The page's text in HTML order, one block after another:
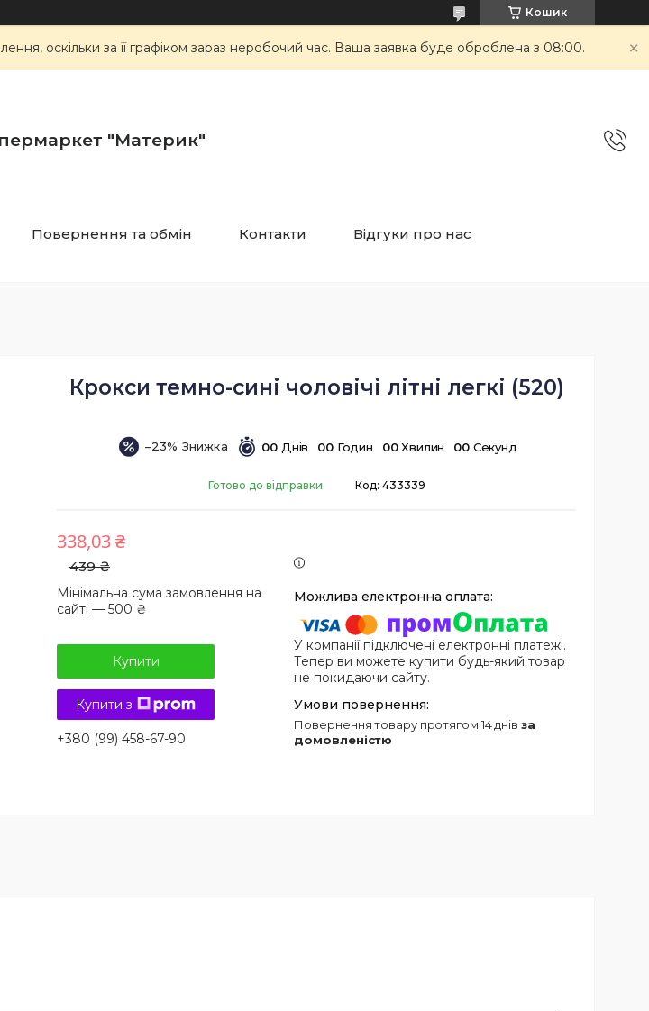
Кошик
оскільки за її графіком зараз неробочий час. Ваша заявка буде оброблена з 08:00.
"Материк"
Повернення та обмін Контакти Відгуки про нас
Крокси темно-сині чоловічі літні легкі (520)
–23% 00 Днів 00 Годин 00 Хвилин 00 Секунд
Готово до відправки Код: 433339
439 ₴
338,03 ₴
Мінімальна сума замовлення на
сайті — 500 ₴
Купити
Купити з
+380 (99) 458-67-90
У компанії підключені електронні платежі.
Тепер ви можете купити будь-який товар
не покидаючи сайту.
повернення товару протягом 14 днів за
домовленістю